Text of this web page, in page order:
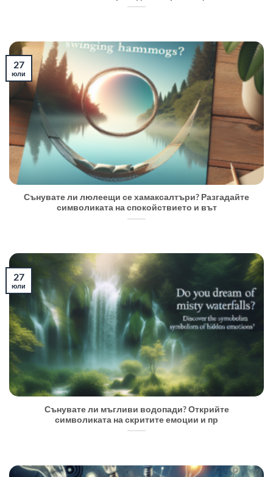
Сънувате ли люлеещи се хамаксалтъри? Разгадайте
символиката на спокойствието и вът
27
юли
Сънувате ли мъгливи водопади? Открийте
символиката на скритите емоции и пр
27
юли